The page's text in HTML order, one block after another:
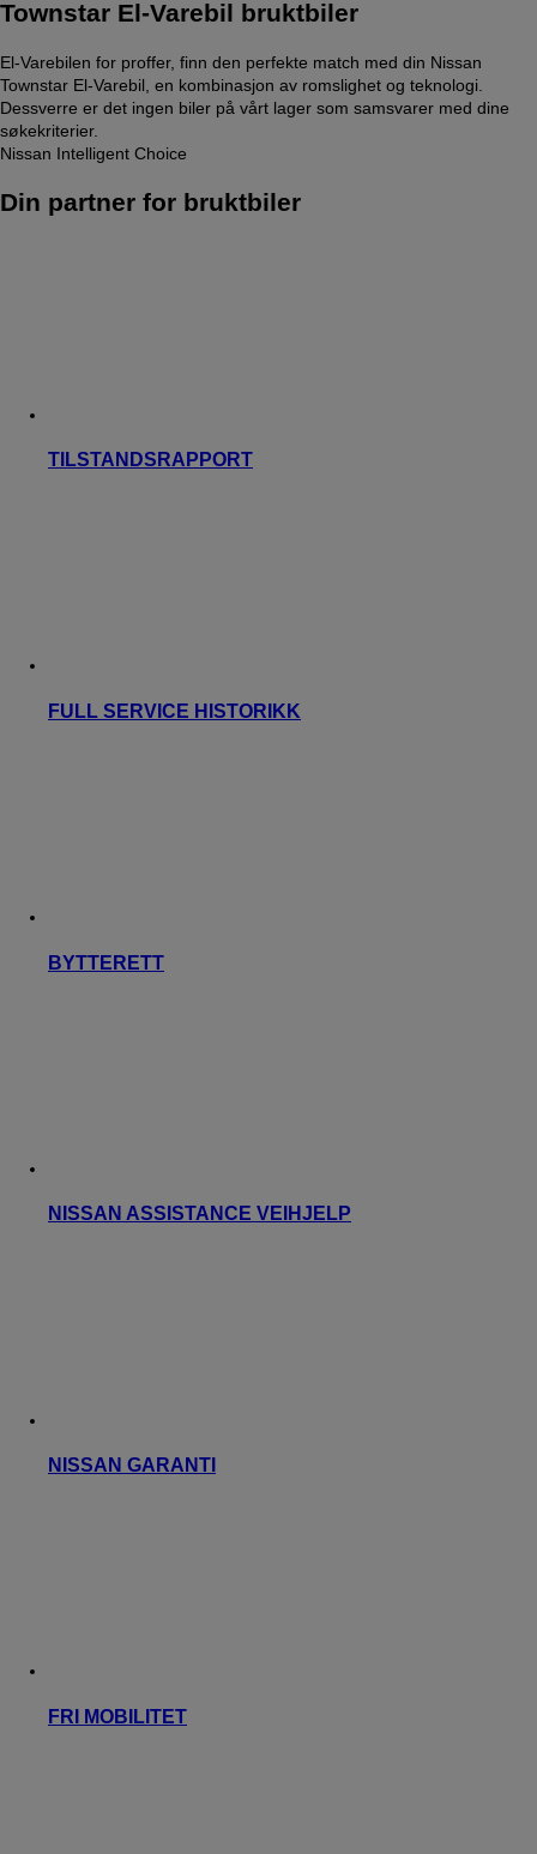
Townstar El-Varebil bruktbiler
El-Varebilen for proffer, finn den perfekte match med din Nissan
Townstar El-Varebil, en kombinasjon av romslighet og teknologi.
Dessverre er det ingen biler på vårt lager som samsvarer med dine
søkekriterier.
Nissan Intelligent Choice
Din partner for bruktbiler
TILSTANDSRAPPORT
FULL SERVICE HISTORIKK
BYTTERETT
NISSAN ASSISTANCE VEIHJELP
NISSAN GARANTI
FRI MOBILITET